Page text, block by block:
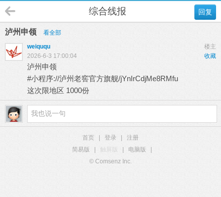
回复
综合线报
泸州申领
看全部
楼主
weiququ
收藏
2026-6-3 17:00:04
泸州申领
#小程序://泸州老窖官方旗舰/jYnIrCdjMe8RMfu
这次限地区 1000份
首页 登录
注册
简易版
触屏版 电脑版
© Comsenz Inc.